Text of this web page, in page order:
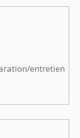
entretien